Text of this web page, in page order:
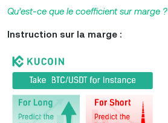
Qu’est-ce que le coefficient sur marge ?
Instruction sur la marge :